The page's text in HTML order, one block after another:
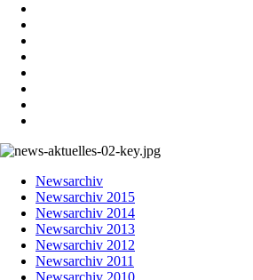
Newsarchiv
Newsarchiv 2015
Newsarchiv 2014
Newsarchiv 2013
Newsarchiv 2012
Newsarchiv 2011
Newsarchiv 2010